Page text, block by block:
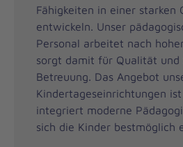
Fähigkeiten in einer starken
entwickeln. Unser
Personal arbeitet nach
sorgt damit für Qualität und
Betreuung. Das Angebot
Kindertageseinrichtungen
integriert moderne
sich die Kinder bestmöglich